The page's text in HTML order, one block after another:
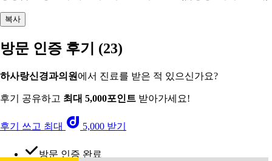
복사
방문 인증 후기 (23)
하사랑신경과의원 에서 진료를 받은 적 있으신가요?
후기 공유하고 최대 5,000포인트 받아가세요!
후기 쓰고 최대 5,000 받기
방문 인증 완료